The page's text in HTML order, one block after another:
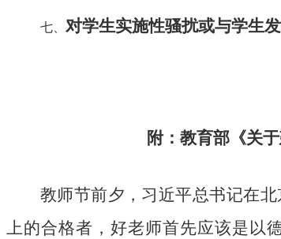
对学生实施性骚扰或与学生
附：教育部《关
教师节前夕，习近平总书记在
上的合格者，好老师首先应该是以